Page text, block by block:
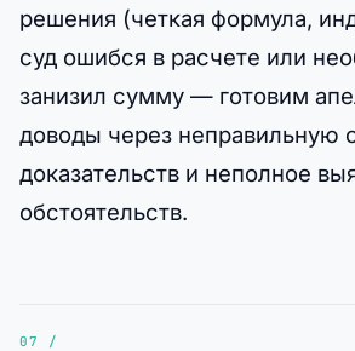
решения (четкая формула,
суд ошибся в расчете или
занизил сумму — готовим
доводы через неправильную
доказательств и неполное
обстоятельств.